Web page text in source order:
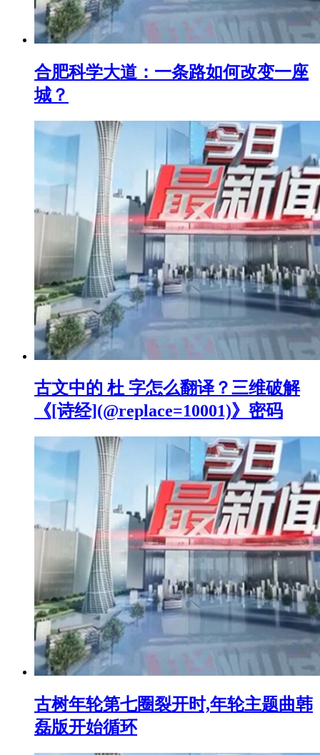
合肥科学大道：一条路如何改变一座
城？
古文中的 杜 字怎么翻译？三维破解
《[诗经](@replace=10001)》密码
古树年轮第七圈裂开时,年轮主题曲韩
磊版开始循环